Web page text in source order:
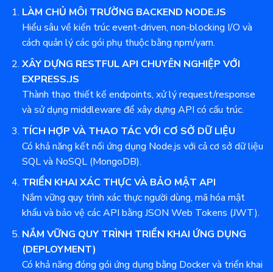
LÀM CHỦ MÔI TRƯỜNG BACKEND NODE.JS
Hiểu sâu về kiến trúc event-driven, non-blocking I/O và
cách quản lý các gói phụ thuộc bằng npm/yarn.
XÂY DỰNG RESTFUL API CHUYÊN NGHIỆP VỚI
EXPRESS.JS
Thành thạo thiết kế endpoints, xử lý request/response
và sử dụng middleware để xây dựng API có cấu trúc.
TÍCH HỢP VÀ THAO TÁC VỚI CƠ SỞ DỮ LIỆU
Có khả năng kết nối ứng dụng Node.js với cả cơ sở dữ liệu
SQL và NoSQL (MongoDB).
TRIỂN KHAI XÁC THỰC VÀ BẢO MẬT API
Nắm vững quy trình xác thực người dùng, mã hóa mật
khẩu và bảo vệ các API bằng JSON Web Tokens (JWT).
NẮM VỮNG QUY TRÌNH TRIỂN KHAI ỨNG DỤNG
(DEPLOYMENT)
Có khả năng đóng gói ứng dụng bằng Docker và triển khai